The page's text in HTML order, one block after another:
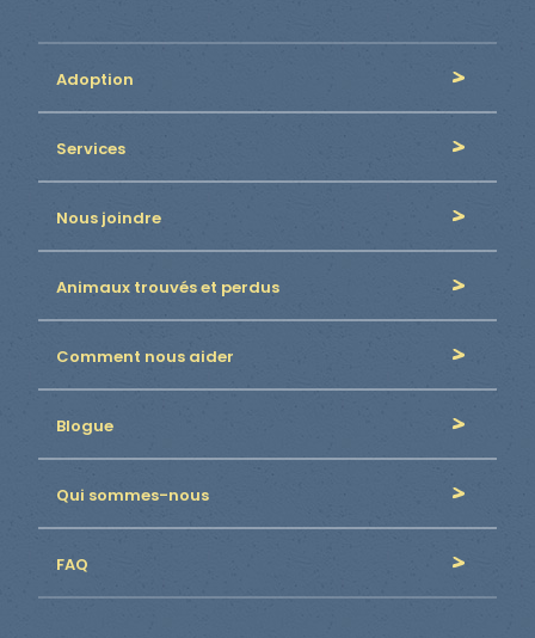
Adoption
Services
Nous joindre
Animaux trouvés et perdus
Comment nous aider
Blogue
Qui sommes-nous
FAQ